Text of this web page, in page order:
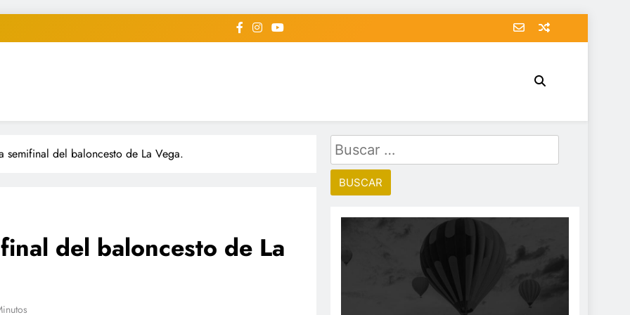
Deportivo Digital"
#deportealdiaperiodico
semifinal del baloncesto de La Vega.
del baloncesto de La
Buscar: